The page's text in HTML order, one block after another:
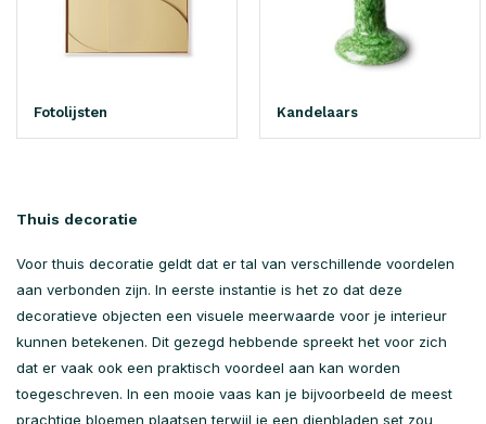
Fotolijsten Kandelaars
Thuis decoratie
Voor thuis decoratie geldt dat er tal van verschillende voordelen
aan verbonden zijn. In eerste instantie is het zo dat deze
decoratieve objecten een visuele meerwaarde voor je interieur
kunnen betekenen. Dit gezegd hebbende spreekt het voor zich
dat er vaak ook een praktisch voordeel aan kan worden
toegeschreven. In een mooie vaas kan je bijvoorbeeld de meest
prachtige bloemen plaatsen terwijl je een dienbladen set zou